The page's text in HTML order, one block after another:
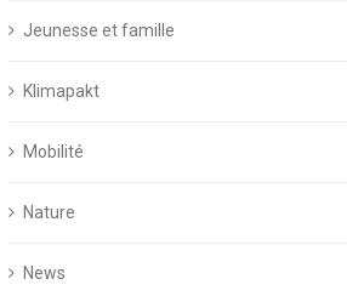
Jeunesse et famille
Klimapakt
Mobilité
Nature
News